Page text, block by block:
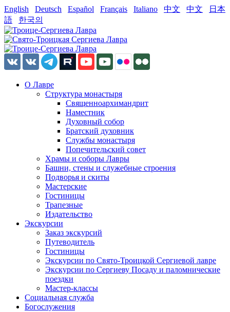
English Deutsch Español Français Italiano 中文 中文
日本
語
한국의
О Лавре
Структура монастыря
Священноархимандрит
Наместник
Духовный собор
Братский духовник
Службы монастыря
Попечительский совет
Храмы и соборы Лавры
Башни, стены и служебные строения
Подворья и скиты
Мастерские
Гостиницы
Трапезные
Издательство
Экскурсии
Заказ экскурсий
Путеводитель
Гостиницы
Экскурсии по Свято-Троицкой Сергиевой лавре
Экскурсии по Сергиеву Посаду и паломнические
поездки
Мастер-классы
Социальная служба
Богослужения